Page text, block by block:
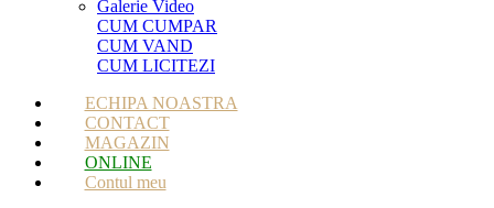
Galerie Video
CUM CUMPAR
CUM VAND
CUM LICITEZI
ECHIPA NOASTRA
CONTACT
MAGAZIN
ONLINE
Contul meu